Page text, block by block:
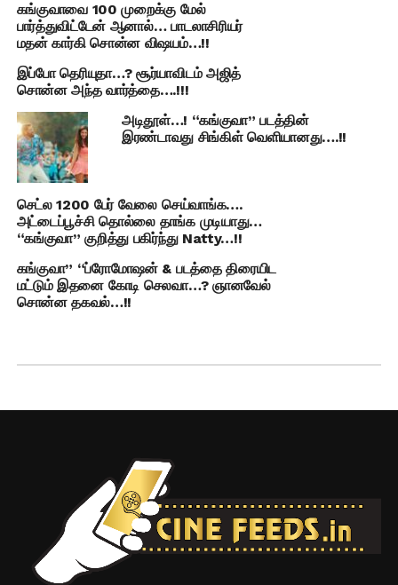
கங்குவாவை 100 முறைக்கு மேல்
பார்த்துவிட்டேன் ஆனால்… பாடலாசிரியர்
மதன் கார்கி சொன்ன விஷயம்…!!
இப்போ தெரியுதா…? சூர்யாவிடம் அஜித்
சொன்ன அந்த வார்த்தை….!!!
அடிதூள்…! “கங்குவா” படத்தின்
இரண்டாவது சிங்கிள் வெளியானது….!!
செட்ல 1200 பேர் வேலை செய்வாங்க….
அட்டைப்பூச்சி தொல்லை தாங்க முடியாது…
“கங்குவா” குறித்து பகிர்ந்து Natty…!!
கங்குவா” “ப்ரோமோஷன் & படத்தை திரையிட
மட்டும் இதனை கோடி செலவா…? ஞானவேல்
சொன்ன தகவல்…!!